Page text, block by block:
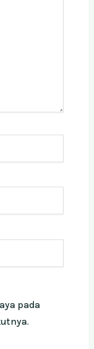
pada